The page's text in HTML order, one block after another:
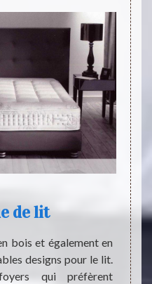
de lit
bois et également en
designs pour le lit.
qui préfèrent
Le